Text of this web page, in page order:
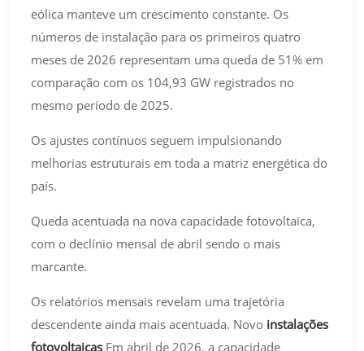
eólica manteve um crescimento constante. Os
números de instalação para os primeiros quatro
meses de 2026 representam uma queda de 51% em
comparação com os 104,93 GW registrados no
mesmo período de 2025.
Os ajustes contínuos seguem impulsionando
melhorias estruturais em toda a matriz energética do
país.
Queda acentuada na nova capacidade fotovoltaica,
com o declínio mensal de abril sendo o mais
marcante.
Os relatórios mensais revelam uma trajetória
descendente ainda mais acentuada. Novo instalações
fotovoltaicas Em abril de 2026, a capacidade